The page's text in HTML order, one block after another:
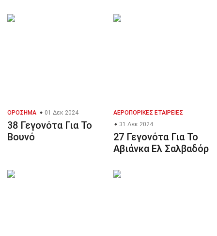
ΟΡΌΣΗΜΑ 01 Δεκ 2024
38 Γεγονότα Για Το
Βουνό
ΑΕΡΟΠΟΡΙΚΈΣ ΕΤΑΙΡΕΊΕΣ
31 Δεκ 2024
27 Γεγονότα Για Το
Αβιάνκα Ελ Σαλβαδόρ